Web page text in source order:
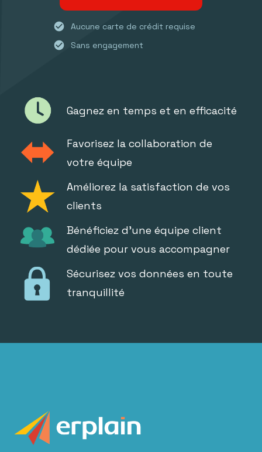
check_circle Aucune carte de crédit requise
check_circle Sans engagement
Gagnez en temps et en efficacité
Favorisez la collaboration de
votre équipe
Améliorez la satisfaction de vos
clients
Bénéficiez d'une équipe client
dédiée pour vous accompagner
Sécurisez vos données en toute
tranquillité